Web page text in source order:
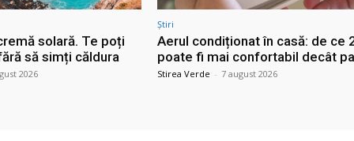
solară. Te poți
să simți căldura
2026
Știri
Aerul condiționat în casă: de ce
poate fi mai confortabil decât
Stirea Verde - 7 august 2026